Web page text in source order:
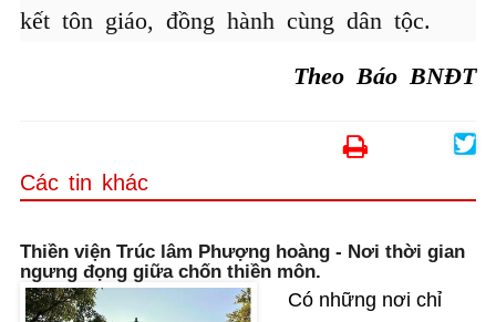
kết tôn giáo, đồng hành cùng dân tộc.
Theo Báo BNĐT
Các tin khác
Thiền viện Trúc lâm Phượng hoàng - Nơi thời gian
ngưng đọng giữa chốn thiền môn.
Có những nơi chỉ